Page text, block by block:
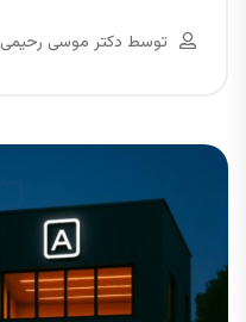
توسط دکتر موسی رحیمی